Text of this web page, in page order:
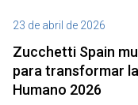
23 de abril de 2026
Zucchetti Spain
para transformar
Humano 2026